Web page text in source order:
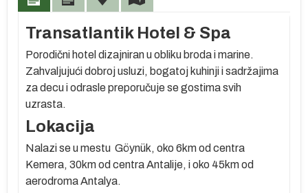
Transatlantik Hotel & Spa
Porodični hotel dizajniran u obliku broda i marine.
Zahvaljujući dobroj usluzi, bogatoj kuhinji i sadržajima
za decu i odrasle preporučuje se gostima svih
uzrasta.
Lokacija
Nalazi se u mestu Göynük, oko 6km od centra
Kemera, 30km od centra Antalije, i oko 45km od
aerodroma Antalya.